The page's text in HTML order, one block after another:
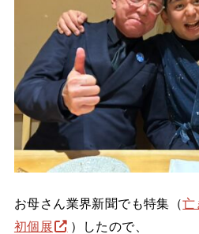
お母さん業界新聞でも特集（亡
初個展
）したので、